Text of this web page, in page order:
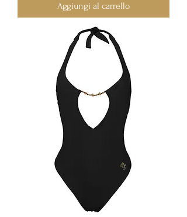
Aggiungi al carrello